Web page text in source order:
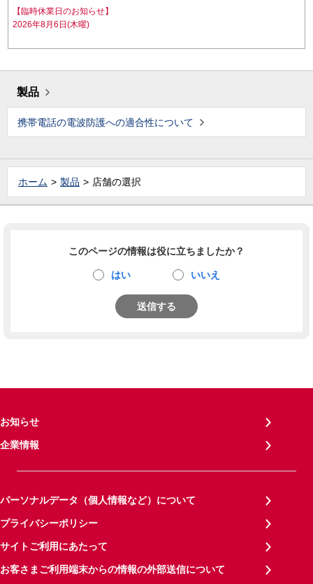
【臨時休業日のお知らせ】
2026年8月6日(木曜)
製品
携帯電話の電波防護への適合性について
ホーム 製品 店舗の選択
このページの情報は役に立ちましたか？
はい いいえ
送信する
お知らせ
企業情報
パーソナルデータ（個人情報など）について
プライバシーポリシー
サイトご利用にあたって
お客さまご利用端末からの情報の外部送信について